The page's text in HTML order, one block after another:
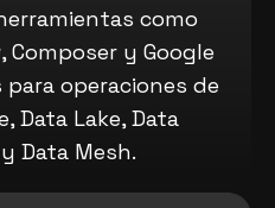
como
Composer y Google
operaciones de
Data Lake, Data
Data Mesh.